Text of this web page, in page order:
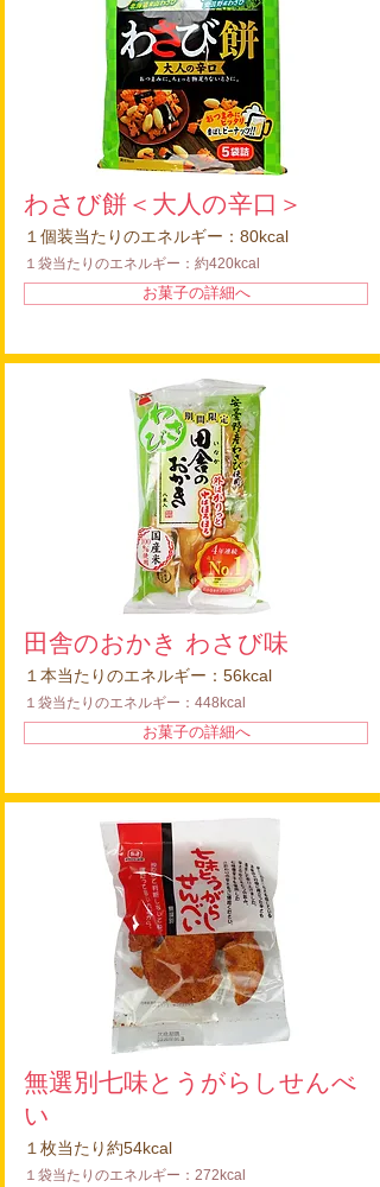
わさび餅＜大人の辛口＞
１個装当たりのエネルギー：80kcal
１袋当たりのエネルギー：約420kcal
お菓子の詳細へ
田舎のおかき わさび味
１本当たりのエネルギー：56kcal
１袋当たりのエネルギー：448kcal
お菓子の詳細へ
無選別七味とうがらしせんべ
い
１枚当たり約54kcal
１袋当たりのエネルギー：272kcal